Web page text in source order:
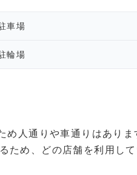
車場
輪場
め人通りや車通りはあり
ため、どの店舗を利用して